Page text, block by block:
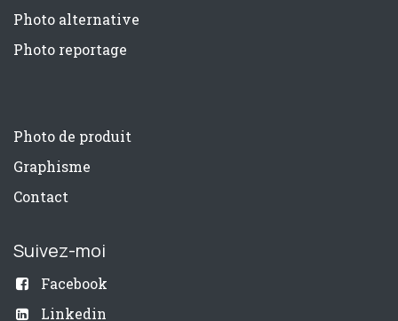
Photo alternative
Photo reportage
Photo de produit
Graphisme
Contact
Suivez-moi
Facebook
Linkedin